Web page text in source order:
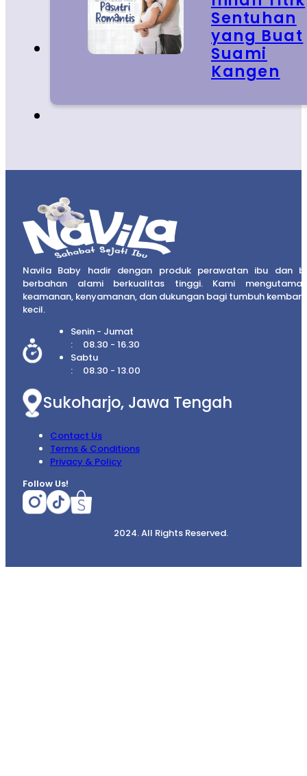
Sentuhan
yang Buat
Suami
Kangen
Navila Baby hadir dengan produk perawatan ibu dan
berbahan alami berkualitas tinggi. Kami
keamanan, kenyamanan, dan dukungan bagi tumbuh
kecil.
Senin - Jumat
08.30 - 16.30
Sabtu
08.30 - 13.00
Sukoharjo, Jawa Tengah
Contact Us
Terms & Conditions
Privacy & Policy
Follow Us!
2024. All Rights Reserved.